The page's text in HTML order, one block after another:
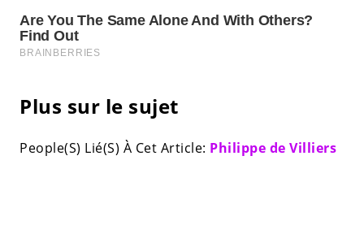
Plus sur le sujet
People(S) Lié(S) À Cet Article: Philippe de Villiers